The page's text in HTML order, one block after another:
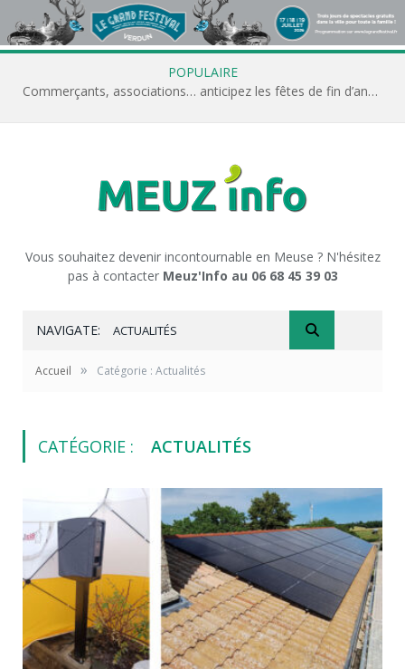
POPULAIRE
Commerçants, associations… anticipez les fêtes de fin d’année avec Meuz’Info
Vous souhaitez devenir incontournable en Meuse ? N'hésitez
pas à contacter Meuz'Info au 06 68 45 39 03
NAVIGATE: ACTUALITÉS
Accueil » Catégorie : Actualités
CATÉGORIE : ACTUALITÉS